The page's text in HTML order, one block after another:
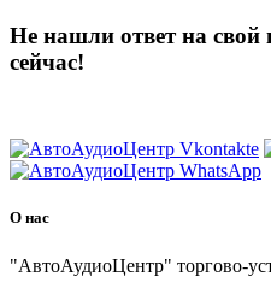
Не нашли ответ на свой
сейчас!
О нас
"АвтоАудиоЦентр" торгово-